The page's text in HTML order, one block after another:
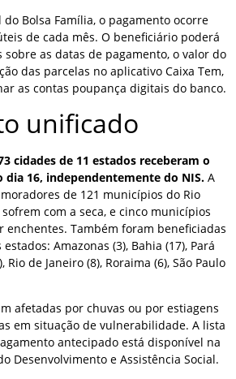
Bolsa Família, o pagamento ocorre
de cada mês. O beneficiário poderá
as datas de pagamento, o valor do
das parcelas no aplicativo Caixa Tem,
as contas poupança digitais do banco.
unificado
cidades de 11 estados receberam o
16, independentemente do NIS. A
de 121 municípios do Rio
com a seca, e cinco municípios
enchentes. Também foram beneficiadas
Amazonas (3), Bahia (17), Pará
Rio de Janeiro (8), Roraima (6), São Paulo
afetadas por chuvas ou por estiagens
em situação de vulnerabilidade. A lista
antecipado está disponível na
Desenvolvimento e Assistência Social.